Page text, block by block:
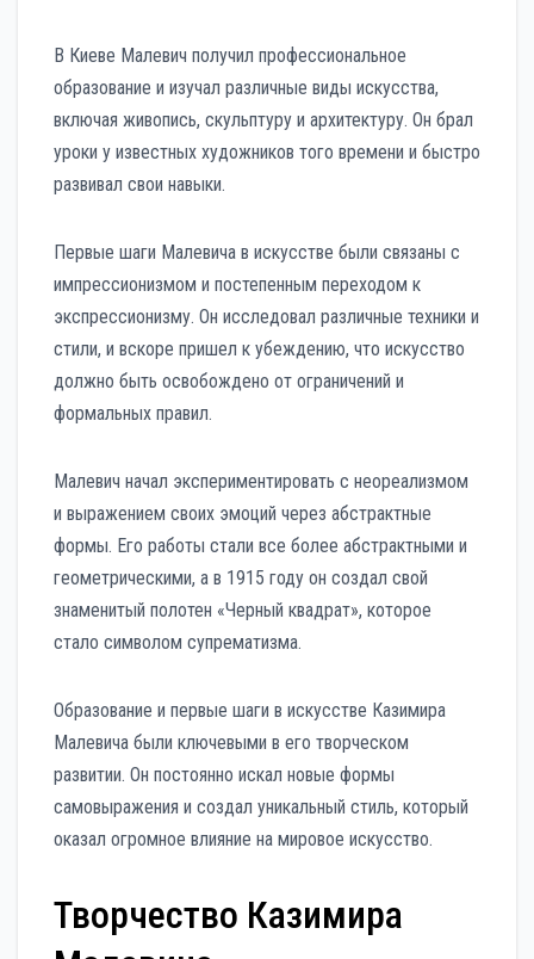
В Киеве Малевич получил профессиональное
образование и изучал различные виды искусства,
включая живопись, скульптуру и архитектуру. Он брал
уроки у известных художников того времени и быстро
развивал свои навыки.
Первые шаги Малевича в искусстве были связаны с
импрессионизмом и постепенным переходом к
экспрессионизму. Он исследовал различные техники и
стили, и вскоре пришел к убеждению, что искусство
должно быть освобождено от ограничений и
формальных правил.
Малевич начал экспериментировать с неореализмом
и выражением своих эмоций через абстрактные
формы. Его работы стали все более абстрактными и
геометрическими, а в 1915 году он создал свой
знаменитый полотен «Черный квадрат», которое
стало символом супрематизма.
Образование и первые шаги в искусстве Казимира
Малевича были ключевыми в его творческом
развитии. Он постоянно искал новые формы
самовыражения и создал уникальный стиль, который
оказал огромное влияние на мировое искусство.
Творчество Казимира